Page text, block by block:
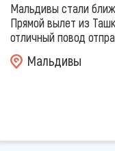
Мальдивы стали
Прямой вылет из
отличный повод
Мальдивы